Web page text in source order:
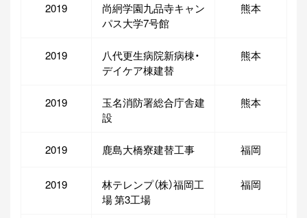
2019
尚絅学園九品寺キャン
パス大学7号館
熊本
2019
八代更生病院新病棟・
デイケア棟建替
熊本
2019
玉名消防署総合庁舎建
設
熊本
2019 鹿島大橋寮建替工事 福岡
2019
林テレンプ（株）福岡工
場 第3工場
福岡